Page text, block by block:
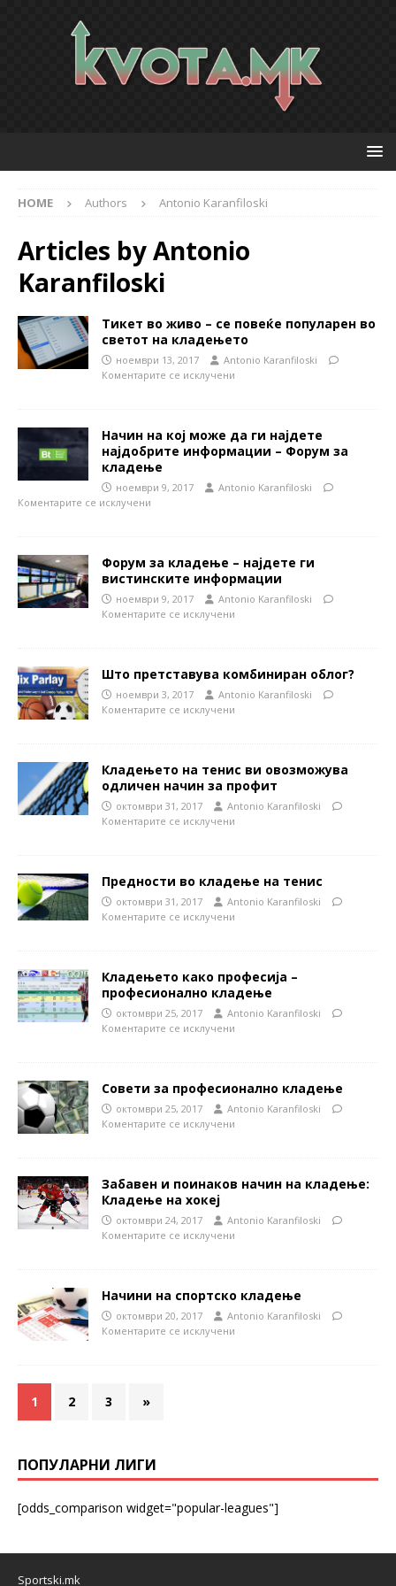
HOME Authors Antonio Karanfiloski
Articles byAntonio
Karanfiloski
Тикет во живо – се повеќе популарен во
светот на кладењето
ноември 13, 2017
Antonio Karanfiloski
Коментарите се исклучени
Начин на кој може да ги најдете
најдобрите информации – Форум за
кладење
ноември 9, 2017
Antonio Karanfiloski
Коментарите се исклучени
Форум за кладење – најдете ги
вистинските информации
ноември 9, 2017
Antonio Karanfiloski
Коментарите се исклучени
Што претставува комбиниран облог?
ноември 3, 2017
Antonio Karanfiloski
Коментарите се исклучени
Кладењето на тенис ви овозможува
одличен начин за профит
октомври 31, 2017
Antonio Karanfiloski
Коментарите се исклучени
Предности во кладење на тенис
октомври 31, 2017
Antonio Karanfiloski
Коментарите се исклучени
Кладењето како професија –
професионално кладење
октомври 25, 2017
Antonio Karanfiloski
Коментарите се исклучени
Совети за професионално кладење
октомври 25, 2017
Antonio Karanfiloski
Коментарите се исклучени
Забавен и поинаков начин на кладење:
Кладење на хокеј
октомври 24, 2017
Antonio Karanfiloski
Коментарите се исклучени
Начини на спортско кладење
октомври 20, 2017
Antonio Karanfiloski
Коментарите се исклучени
1 2 3 »
ПОПУЛАРНИ ЛИГИ
[odds_comparison widget="popular-leagues"]
Sportski.mk